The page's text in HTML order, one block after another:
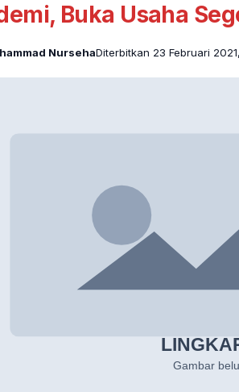
Buka Usaha
NursehaDiterbitkan 23 Februari